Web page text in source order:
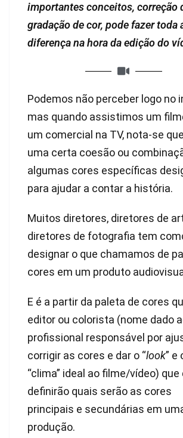
importantes conceitos, correção
gradação de cor, pode fazer toda
diferença na hora da edição do
Podemos não perceber logo no
mas quando assistimos um
um comercial na TV, nota-se
uma certa coesão ou
algumas cores específicas
para ajudar a contar a história.
Muitos diretores, diretores de
diretores de fotografia tem
designar o que chamamos de
cores em um produto
E é a partir da paleta de cores
editor ou colorista (nome dado
profissional responsável por
corrigir as cores e dar o “look” e
“clima” ideal ao filme/vídeo) que
definirão quais serão as cores
principais e secundárias em
produção.